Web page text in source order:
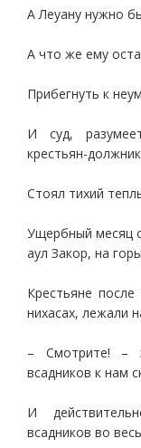
А Леуану нужно
А что же ему
Прибегнуть к
И суд,
крестьян-
Стоял тихий
Ущербный месяц
аул Закор, на
Крестьяне
нихасах, лежали
– Смотрите! –
всадников к нам
И
всадников во